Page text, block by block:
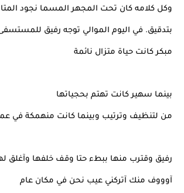
وكل كلامه كان تحت المجهر المسما نجود
بتدقيق. في اليوم الموالي توجه رفيق
مبكر كانت حياة متزال نائمة
بينما سهير كانت تهتم بحجياتها
من لتنظيف وترتيب وبينما كانت منهمكة في
رفيق وقترب منها ببطء حتا وقف خلفها وآغلق
آوووف منك آتركني عيب نحن في مكان عام